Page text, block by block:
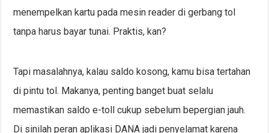
menempelkan kartu pada mesin reader di gerbang tol
tanpa harus bayar tunai. Praktis, kan?
Tapi masalahnya, kalau saldo kosong, kamu bisa tertahan
di pintu tol. Makanya, penting banget buat selalu
memastikan saldo e-toll cukup sebelum bepergian jauh.
Di sinilah peran aplikasi DANA jadi penyelamat karena